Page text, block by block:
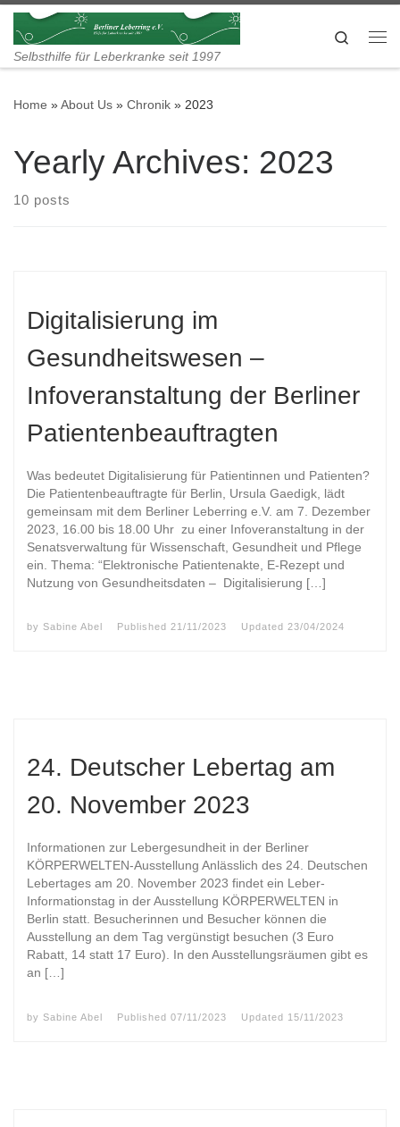
Skip to content
Selbsthilfe für Leberkranke seit 1997
Search
Home »About Us » Chronik » 2023
Yearly Archives: 2023
10 posts
Digitalisierung im
Gesundheitswesen –
Infoveranstaltung der Berliner
Patientenbeauftragten
Was bedeutet Digitalisierung für Patientinnen und Patienten?
Die Patientenbeauftragte für Berlin, Ursula Gaedigk, lädt
gemeinsam mit dem Berliner Leberring e.V. am 7. Dezember
2023, 16.00 bis 18.00 Uhr zu einer Infoveranstaltung in der
Senatsverwaltung für Wissenschaft, Gesundheit und Pflege
ein. Thema: “Elektronische Patientenakte, E-Rezept und
Nutzung von Gesundheitsdaten – Digitalisierung […]
by Sabine Abel Published 21/11/2023 Updated 23/04/2024
24. Deutscher Lebertag am
20. November 2023
Informationen zur Lebergesundheit in der Berliner
KÖRPERWELTEN-Ausstellung Anlässlich des 24. Deutschen
Lebertages am 20. November 2023 findet ein Leber-
Informationstag in der Ausstellung KÖRPERWELTEN in
Berlin statt. Besucherinnen und Besucher können die
Ausstellung an dem Tag vergünstigt besuchen (3 Euro
Rabatt, 14 statt 17 Euro). In den Ausstellungsräumen gibt es
an […]
by Sabine Abel Published 07/11/2023 Updated 15/11/2023